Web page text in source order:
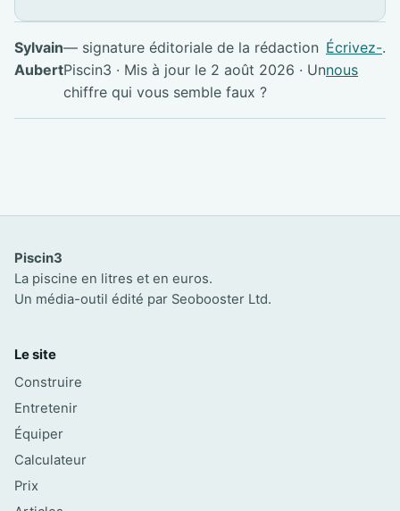
Sylvain
Aubert
— signature éditoriale de la rédaction
Piscin3 · Mis à jour le 2 août 2026 · Un
chiffre qui vous semble faux ?
Écrivez-
nous
.
Piscin3
La piscine en litres et en euros.
Un média-outil édité par Seobooster Ltd.
Le site
Construire
Entretenir
Équiper
Calculateur
Prix